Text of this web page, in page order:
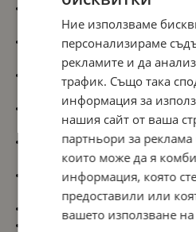
2 странични мрежести джоба
дребни аксесоари;
Метални ципове, за по-голяма
употреба;
Цветна, щампована подплата
Меки тиранти с регулируема
прилягане;
Водоустойчив материал,
Светлоотразителни елементи
сигурност;
Ние използваме
персонализираме
рекламите и да
трафик. Също така
информация за
нашия сайт от ваша
партньори за
които може да я
информация, която
предоставили или
вашето използване на